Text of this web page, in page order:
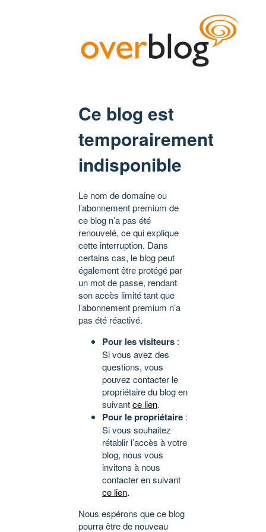
Ce blog est
temporairement
indisponible
Le nom de domaine ou
l’abonnement premium de
ce blog n’a pas été
renouvelé, ce qui explique
cette interruption. Dans
certains cas, le blog peut
également être protégé par
un mot de passe, rendant
son accès limité tant que
l’abonnement premium n’a
pas été réactivé.
Pour les visiteurs :
Si vous avez des
questions, vous
pouvez contacter le
propriétaire du blog en
suivantce lien.
Pour le propriétaire :
Si vous souhaitez
rétablir l’accès à votre
blog, nous vous
invitons à nous
contacter en suivant
ce lien.
Nous espérons que ce blog
pourra être de nouveau